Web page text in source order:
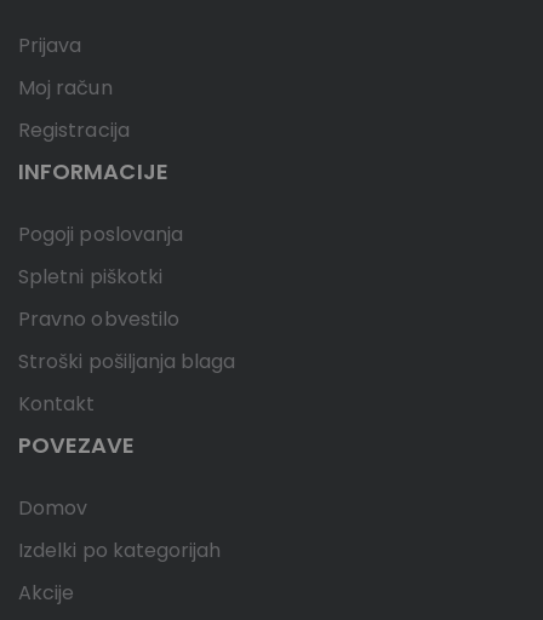
Prijava
Moj račun
Registracija
INFORMACIJE
Pogoji poslovanja
Spletni piškotki
Pravno obvestilo
Stroški pošiljanja blaga
Kontakt
POVEZAVE
Domov
Izdelki po kategorijah
Akcije